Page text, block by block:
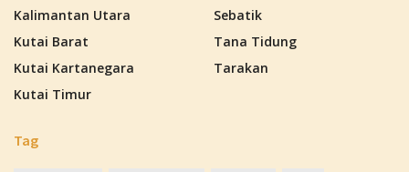
Kalimantan Utara
Kutai Barat
Kutai Kartanegara
Kutai Timur
Sebatik
Tana Tidung
Tarakan
Tag